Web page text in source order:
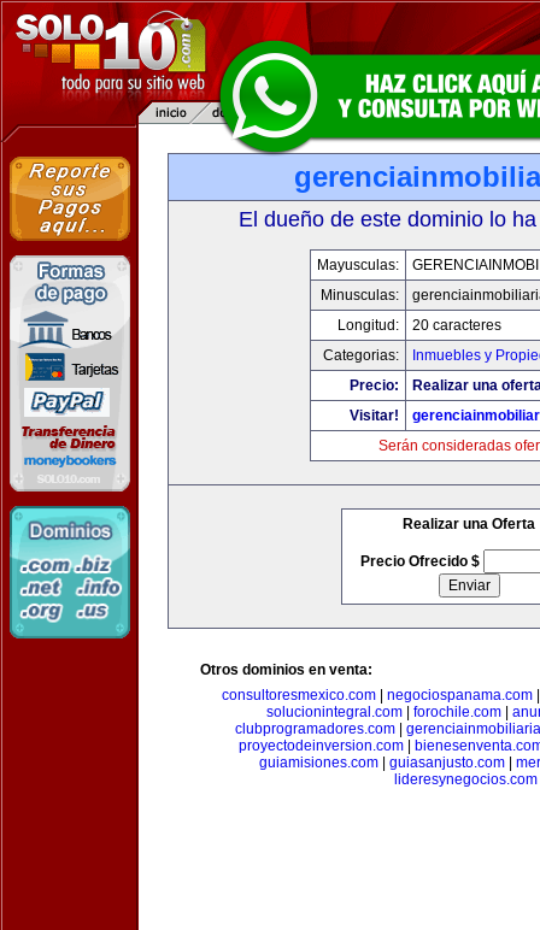
El dueño de este dominio lo
Mayusculas:
Minusculas:
Longitud:
20 caracteres
Categorias:
Inmuebles y
Precio:
Realizar una
Visitar!
Serán consideradas
Realizar una Oferta
Precio Ofrecido $
Otros dominios en venta:
consultoresmexico.com| negociospanama.com
solucionintegral.com| forochile.com|
clubprogramadores.com
proyectodeinversion.com|
guiamisiones.com
guiasanjusto.com
lideresynegocios.com